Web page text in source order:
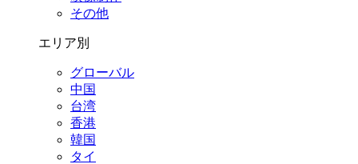
その他
エリア別
グローバル
中国
台湾
香港
韓国
タイ